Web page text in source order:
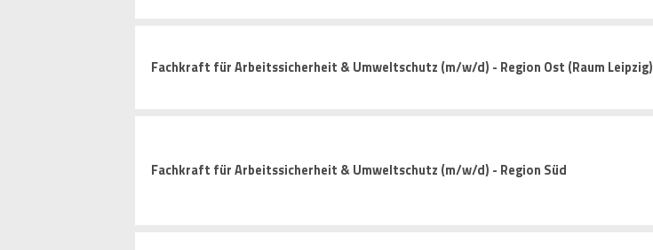
Fachkraft für Arbeitssicherheit & Umweltschutz (m/w/d) - Region Ost (Raum Leipzig)
Fachkraft für Arbeitssicherheit & Umweltschutz (m/w/d) - Region Süd